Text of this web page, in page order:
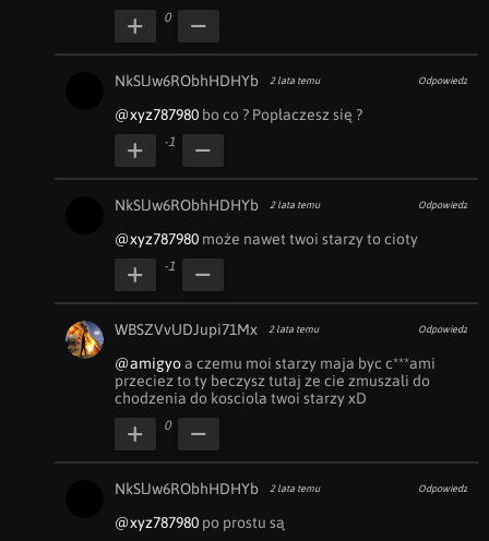
0
NkSlJw6RObhHDHYb 2 lata temu Odpowiedz
@xyz787980 bo co ? Popłaczesz się ?
-1
NkSlJw6RObhHDHYb 2 lata temu Odpowiedz
@xyz787980 może nawet twoi starzy to cioty
-1
WBSZVvUDJupi71Mx 2 lata temu Odpowiedz
@amigyo a czemu moi starzy maja byc c***ami
przeciez to ty beczysz tutaj ze cie zmuszali do
chodzenia do kosciola twoi starzy xD
0
NkSlJw6RObhHDHYb 2 lata temu Odpowiedz
@xyz787980 po prostu są